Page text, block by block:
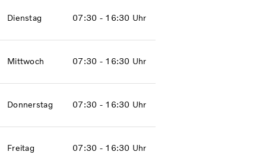
Dienstag 07:30 - 16:30 Uhr
Mittwoch 07:30 - 16:30 Uhr
Donnerstag 07:30 - 16:30 Uhr
Freitag 07:30 - 16:30 Uhr